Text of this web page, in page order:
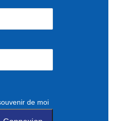
de moi